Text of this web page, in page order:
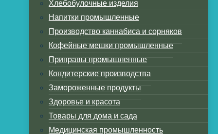
Хлебобулочные изделия
Напитки промышленные
Производство каннабиса и сорняков
Кофейные мешки промышленные
Приправы промышленные
Кондитерские производства
Замороженные продукты
Здоровье и красота
Товары для дома и сада
Медицинская промышленность
Кофе портится? Сколько хранится
кофе?
Как хранить кофе в течение длительного
времени
Как лучше всего хранить кофе в течение
длительного времени?
Как долго хранится обжаренный кофе в